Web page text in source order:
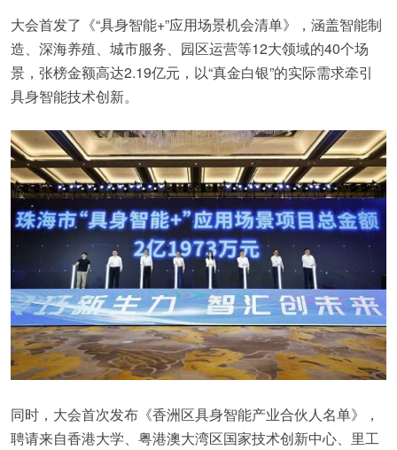
大会首发了《“具身智能+”应用场景机会清单》，涵盖智能制
造、深海养殖、城市服务、园区运营等12大领域的40个场
景，张榜金额高达2.19亿元，以“真金白银”的实际需求牵引
具身智能技术创新。
同时，大会首次发布《香洲区具身智能产业合伙人名单》，
聘请来自香港大学、粤港澳大湾区国家技术创新中心、里工